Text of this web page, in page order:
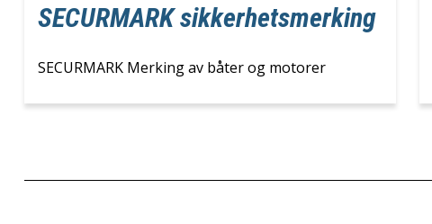
SECURMARK sikkerhetsmerking
SECURMARK Merking av båter og motorer